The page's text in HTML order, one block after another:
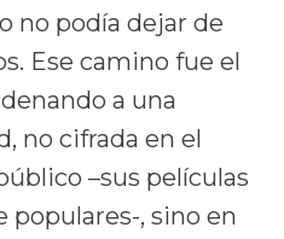
no podía dejar de
Ese camino fue el
a una
no cifrada en el
–sus películas
, sino en